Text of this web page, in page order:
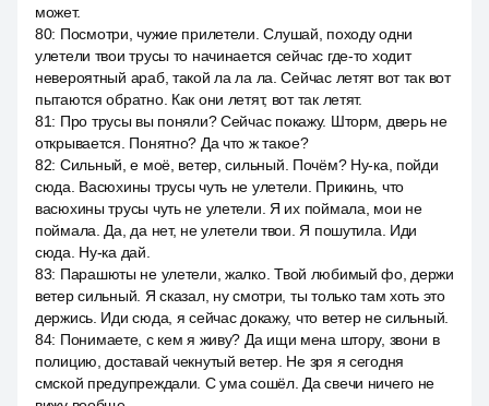
может.
80: Посмотри, чужие прилетели. Слушай, походу одни
улетели твои трусы то начинается сейчас где-то ходит
невероятный араб, такой ла ла ла. Сейчас летят вот так вот
пытаются обратно. Как они летят, вот так летят.
81: Про трусы вы поняли? Сейчас покажу. Шторм, дверь не
открывается. Понятно? Да что ж такое?
82: Сильный, е моё, ветер, сильный. Почём? Ну-ка, пойди
сюда. Васюхины трусы чуть не улетели. Прикинь, что
васюхины трусы чуть не улетели. Я их поймала, мои не
поймала. Да, да нет, не улетели твои. Я пошутила. Иди
сюда. Ну-ка дай.
83: Парашюты не улетели, жалко. Твой любимый фо, держи
ветер сильный. Я сказал, ну смотри, ты только там хоть это
держись. Иди сюда, я сейчас докажу, что ветер не сильный.
84: Понимаете, с кем я живу? Да ищи мена штору, звони в
полицию, доставай чекнутый ветер. Не зря я сегодня
смской предупреждали. С ума сошёл. Да свечи ничего не